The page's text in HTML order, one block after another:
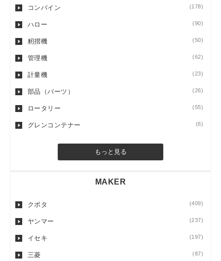
コンバイン (178)
ハロー (90)
籾摺機 (50)
管理機 (62)
計量機 (23)
部品（パーツ） (26)
ロータリー (55)
グレンコンテナー (6)
もっと見る
MAKER
クボタ (409)
ヤンマー (237)
イセキ (197)
三菱 (87)